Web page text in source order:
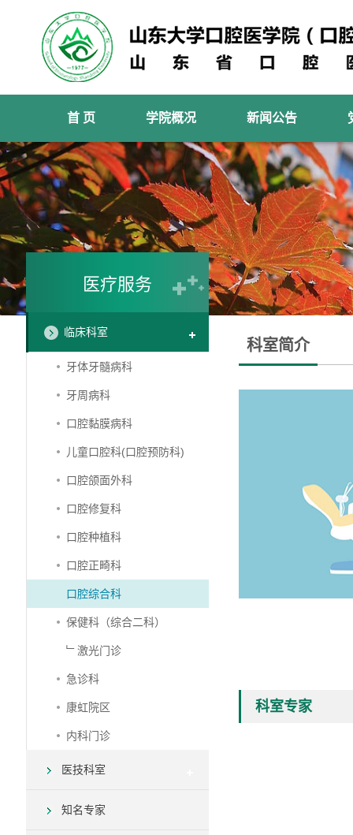
首 页 学院概况 新闻公告
医疗服务
临床科室
牙体牙髓病科
牙周病科
口腔黏膜病科
儿童口腔科(口腔预防科)
口腔颌面外科
口腔修复科
口腔种植科
口腔正畸科
口腔综合科
保健科（综合二科）
﹂激光门诊
急诊科
康虹院区
内科门诊
医技科室
知名专家
科室简介
科室专家